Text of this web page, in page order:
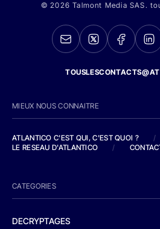
© 2026 Talmont Media SAS.
MIEUX NOUS CONNAITRE
ATLANTICO C'EST QUI, C'EST QUOI ?
/
LE RESEAU D'ATLANTICO
/
CATEGORIES
DECRYPTAGES